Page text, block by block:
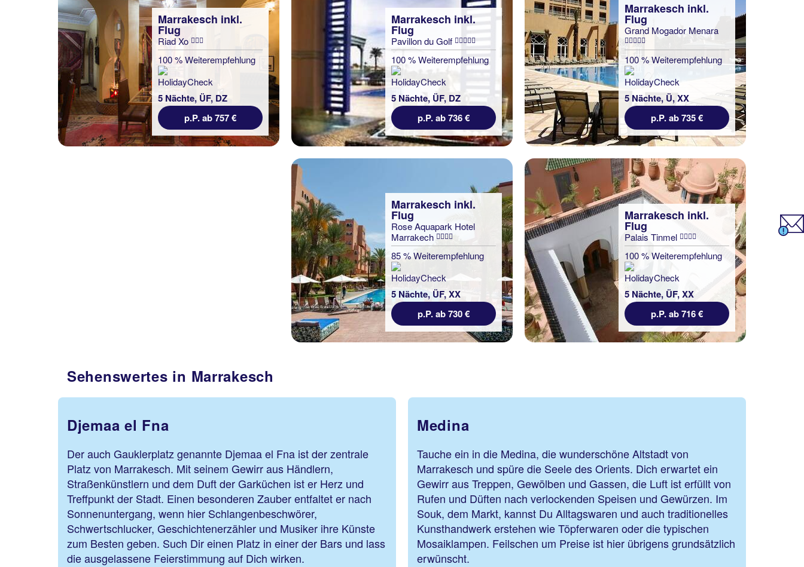
Marrakesch inkl.
Flug
Riad Xo
100 % Weiterempfehlung
5 Nächte, ÜF, DZ
p.P. ab 757 €
Marrakesch inkl.
Flug
Pavillon du Golf
100 % Weiterempfehlung
5 Nächte, ÜF, DZ
p.P. ab 736 €
Marrakesch inkl.
Flug
Grand Mogador Menara
100 % Weiterempfehlung
5 Nächte, Ü, XX
p.P. ab 735 €
Marrakesch inkl.
Flug
Stars Hotel
90 % Weiterempfehlung
5 Nächte, ÜF, DZ
p.P. ab 731 €
Marrakesch inkl.
Flug
Rose Aquapark Hotel
Marrakech
85 % Weiterempfehlung
5 Nächte, ÜF, XX
p.P. ab 730 €
Marrakesch inkl.
Flug
Palais Tinmel
100 % Weiterempfehlung
5 Nächte, ÜF, XX
p.P. ab 716 €
Sehenswertes in Marrakesch
Djemaa el Fna
Der auch Gauklerplatz genannte Djemaa el Fna ist der zentrale
Platz von Marrakesch. Mit seinem Gewirr aus Händlern,
Straßenkünstlern und dem Duft der Garküchen ist er Herz und
Treffpunkt der Stadt. Einen besonderen Zauber entfaltet er nach
Sonnenuntergang, wenn hier Schlangenbeschwörer,
Schwertschlucker, Geschichtenerzähler und Musiker ihre Künste
zum Besten geben. Such Dir einen Platz in einer der Bars und lass
die ausgelassene Feierstimmung auf Dich wirken.
Medina
Tauche ein in die Medina, die wunderschöne Altstadt von
Marrakesch und spüre die Seele des Orients. Dich erwartet ein
Gewirr aus Treppen, Gewölben und Gassen, die Luft ist erfüllt von
Rufen und Düften nach verlockenden Speisen und Gewürzen. Im
Souk, dem Markt, kannst Du Alltagswaren und auch traditionelles
Kunsthandwerk erstehen wie Töpferwaren oder die typischen
Mosaiklampen. Feilschen um Preise ist hier übrigens grundsätzlich
erwünscht.